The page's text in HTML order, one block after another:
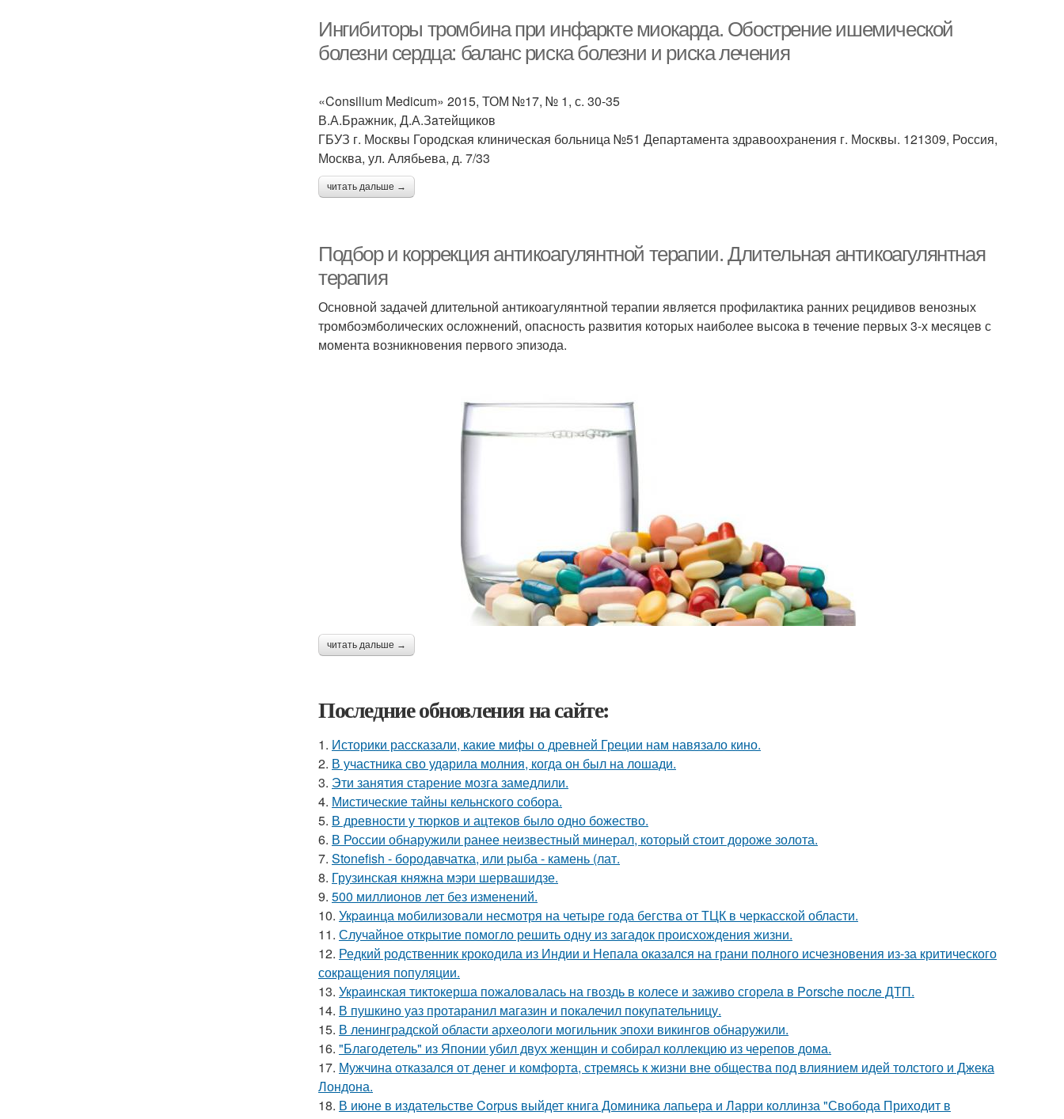
Ингибиторы тромбина при инфаркте миокарда. Обострение ишемической
болезни сердца: баланс риска болезни и риска лечения
«Consilium Medicum» 2015, ТОМ №17, № 1, с. 30-35
В.А.Бражник, Д.А.Зaтейщиков
ГБУЗ г. Москвы Городская клиническая больница №51 Департамента здравоохранения г. Москвы. 121309, Россия,
Москва, ул. Алябьева, д. 7/33
читать дальше →
Подбор и коррекция антикоагулянтной терапии. Длительная антикоагулянтная
терапия
Основной задачей длительной антикоагулянтной терапии является профилактика ранних рецидивов венозных
тромбоэмболических осложнений, опасность развития которых наиболее высока в течение первых 3-х месяцев с
момента возникновения первого эпизода.
читать дальше →
Последние обновления на сайте:
1. Историки рассказали, какие мифы о древней Греции нам навязало кино.
2. В участника сво ударила молния, когда он был на лошади.
3. Эти занятия старение мозга замедлили.
4. Мистические тайны кельнского собора.
5. В древности у тюрков и ацтеков было одно божество.
6. В России обнаружили ранее неизвестный минерал, который стоит дороже золота.
7. Stonefish - бородавчатка, или рыба - камень (лат.
8. Грузинская княжна мэри шервашидзе.
9. 500 миллионов лет без изменений.
10. Укpaинца мобилизовали несмотря на четыре года бегства от ТЦК в черкасской области.
11. Случайное открытие помогло решить одну из загадок происхождения жизни.
12. Редкий родственник крокодила из Индии и Непала оказался на грани полного исчезновения из-за критического
сокращения популяции.
13. Украинская тиктокерша пожаловалась на гвоздь в колесе и заживо сгорела в Porsche после ДТП.
14. В пушкино уаз протаранил магазин и покалечил покупательницу.
15. В ленинградской области археологи могильник эпохи викингов обнаружили.
16. "Благодетель" из Японии убил двух женщин и собирал коллекцию из черепов дома.
17. Мужчина отказался от денег и комфорта, стремясь к жизни вне общества под влиянием идей толстого и Джека
Лондона.
18. В июне в издательстве Corpus выйдет книга Доминика лапьера и Ларри коллинза "Свобода Приходит в